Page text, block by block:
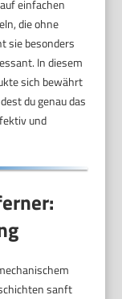
einfachen
die ohne
sie besonders
In diesem
sich bewährt
du genau das
und
sanft